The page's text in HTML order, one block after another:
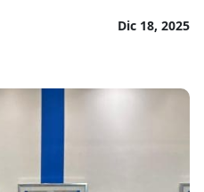
Dic 18, 2025